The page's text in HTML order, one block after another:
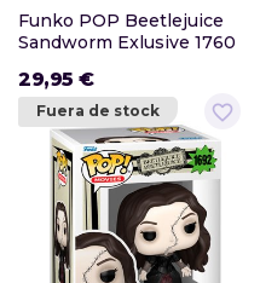
Funko POP Beetlejuice
Sandworm Exlusive 1760
29,95 €
favorite_border
Fuera de stock